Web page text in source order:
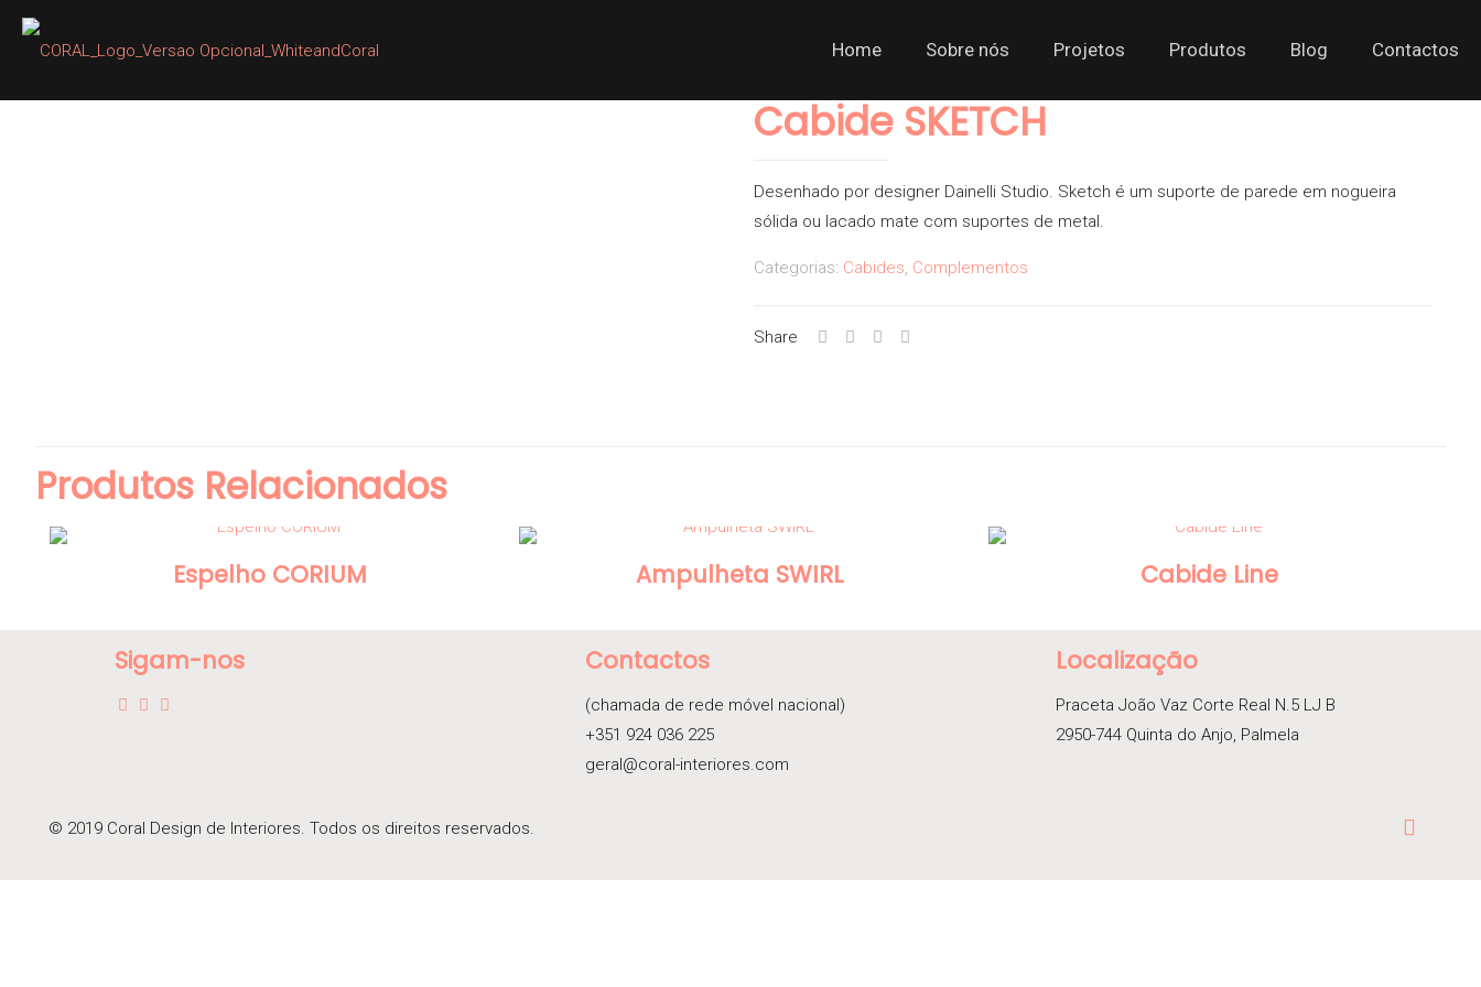
Home Sobre nós Projetos Produtos Blog Contactos
Cabide SKETCH
Desenhado por designer Dainelli Studio. Sketch é um suporte de parede em nogueira
sólida ou lacado mate com suportes de metal.
Categorias: Cabides, Complementos
Share
Produtos Relacionados
Espelho CORIUM Ampulheta SWIRL Cabide Line
Sigam-nos Contactos
(chamada de rede móvel nacional)
+351 924 036 225
geral@coral-interiores.com
Localização
Praceta João Vaz Corte Real N.5 LJ B
2950-744 Quinta do Anjo, Palmela
© 2019 Coral Design de Interiores. Todos os direitos reservados.